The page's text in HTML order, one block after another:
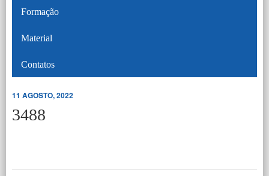
Formação
Material
Contatos
11 AGOSTO, 2022
3488